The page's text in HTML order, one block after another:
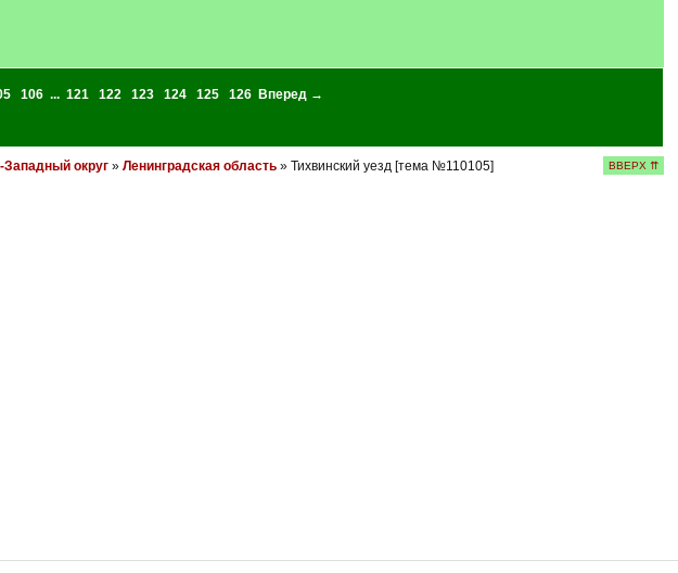
106 ... 121 122 123 124 125 126
Вперед →
Западный округ» Ленинградская область» Тихвинский уезд [тема №110105] ВВЕРХ ⇈